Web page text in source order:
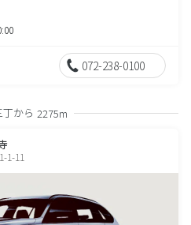
072-238-0100
から 2275m
1-11